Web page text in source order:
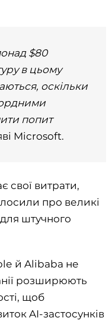
$80
в цьому
оскільки
попит
Microsoft.
свої витрати,
про великі
для штучного
й Alibaba не
розширюють
щоб
AI-застосунків